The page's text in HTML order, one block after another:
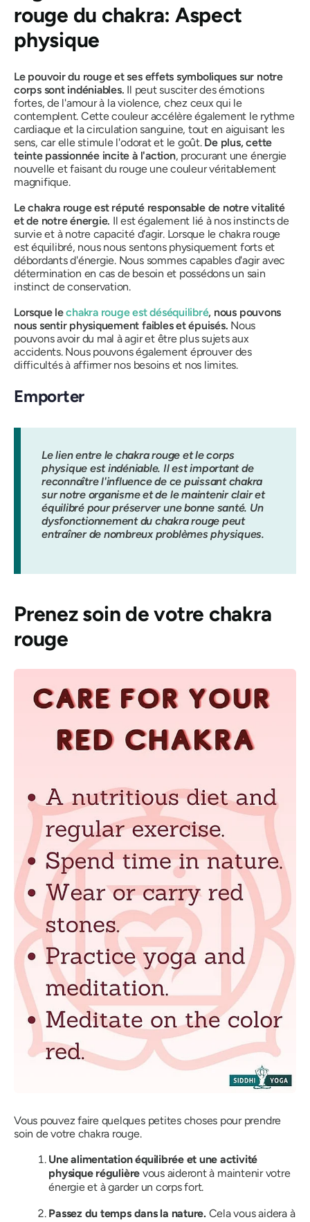
rouge du chakra: Aspect
physique
Le pouvoir du rouge et ses effets symboliques sur notre
corps sont indéniables. Il peut susciter des émotions
fortes, de l'amour à la violence, chez ceux qui le
contemplent. Cette couleur accélère également le rythme
cardiaque et la circulation sanguine, tout en aiguisant les
sens, car elle stimule l'odorat et le goût. De plus, cette
teinte passionnée incite à l'action, procurant une énergie
nouvelle et faisant du rouge une couleur véritablement
magnifique.
Le chakra rouge est réputé responsable de notre vitalité
et de notre énergie. Il est également lié à nos instincts de
survie et à notre capacité d'agir. Lorsque le chakra rouge
est équilibré, nous nous sentons physiquement forts et
débordants d'énergie. Nous sommes capables d'agir avec
détermination en cas de besoin et possédons un sain
instinct de conservation.
Lorsque lechakra rouge est déséquilibré, nous pouvons
nous sentir physiquement faibles et épuisés. Nous
pouvons avoir du mal à agir et être plus sujets aux
accidents. Nous pouvons également éprouver des
difficultés à affirmer nos besoins et nos limites.
Emporter
Le lien entre le chakra rouge et le corps
physique est indéniable. Il est important de
reconnaître l'influence de ce puissant chakra
sur notre organisme et de le maintenir clair et
équilibré pour préserver une bonne santé. Un
dysfonctionnement du chakra rouge peut
entraîner de nombreux problèmes physiques.
Prenez soin de votre chakra
rouge
Vous pouvez faire quelques petites choses pour prendre
soin de votre chakra rouge.
Une alimentation équilibrée et une activité
physique régulière vous aideront à maintenir votre
énergie et à garder un corps fort.
Passez du temps dans la nature.Cela vous aidera à